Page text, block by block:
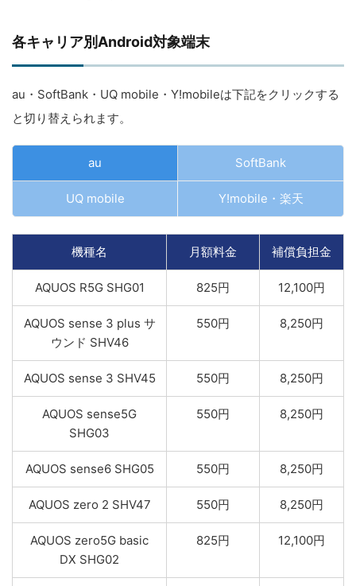
各キャリア別Android対象端末
au・SoftBank・UQ mobile・Y!mobileは下記をクリックする
と切り替えられます。
au SoftBank
UQ mobile Y!mobile・楽天
機種名 月額料金 補償負担金
AQUOS R5G SHG01 825円 12,100円
AQUOS sense 3 plus サ
ウンド SHV46
550円 8,250円
AQUOS sense 3 SHV45 550円 8,250円
AQUOS sense5G
SHG03
550円 8,250円
AQUOS sense6 SHG05 550円 8,250円
AQUOS zero 2 SHV47 550円 8,250円
AQUOS zero5G basic
DX SHG02
825円 12,100円